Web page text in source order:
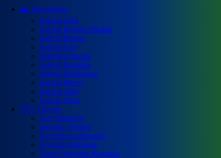
⛰️ Transilvania
Județul Alba
Județul Bistrița-Năsăud
Județul Brașov
Județul Cluj
Județul Covasna
Județul Harghita
Județul Hunedoara
Județul Mureș
Județul Sălaj
Județul Sibiu
🇷🇴 Diverse
Top Obiective
Imagini / Peisaje
Excursii cu autocarul
Excursii strainatate
Trasee Montane Romania